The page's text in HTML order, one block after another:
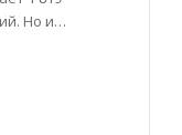
Но и…